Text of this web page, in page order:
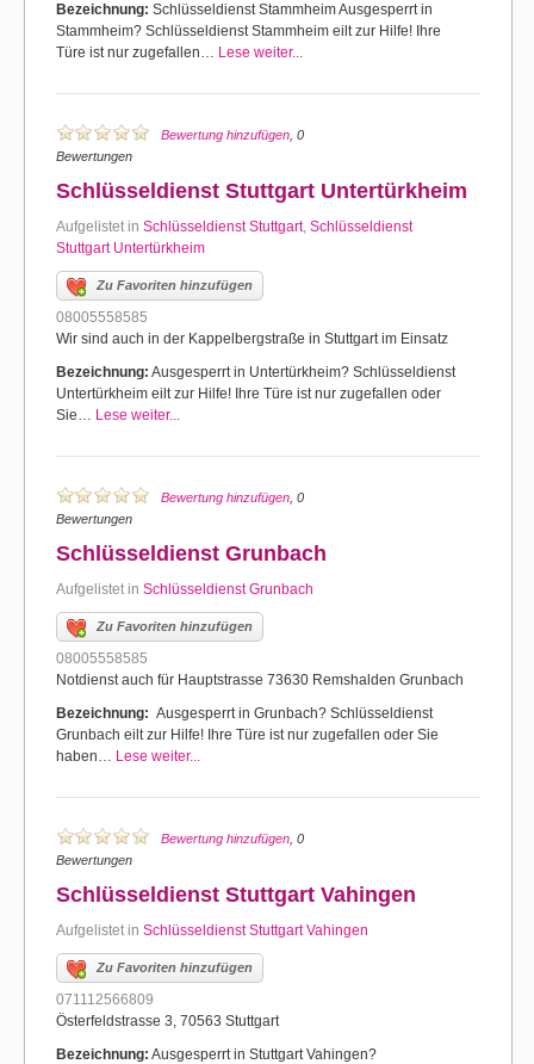
Bezeichnung: Schlüsseldienst Stammheim Ausgesperrt in
Stammheim? Schlüsseldienst Stammheim eilt zur Hilfe! Ihre
Türe ist nur zugefallen… Lese weiter...
Bewertung hinzufügen , 0
Bewertungen
Schlüsseldienst Stuttgart Untertürkheim
Aufgelistet in Schlüsseldienst Stuttgart, Schlüsseldienst
Stuttgart Untertürkheim
Zu Favoriten hinzufügen
08005558585
Wir sind auch in der Kappelbergstraße in Stuttgart im Einsatz
Bezeichnung: Ausgesperrt in Untertürkheim? Schlüsseldienst
Untertürkheim eilt zur Hilfe! Ihre Türe ist nur zugefallen oder
Sie… Lese weiter...
Bewertung hinzufügen , 0
Bewertungen
Schlüsseldienst Grunbach
Aufgelistet in Schlüsseldienst Grunbach
Zu Favoriten hinzufügen
08005558585
Notdienst auch für Hauptstrasse 73630 Remshalden Grunbach
Bezeichnung: Ausgesperrt in Grunbach? Schlüsseldienst
Grunbach eilt zur Hilfe! Ihre Türe ist nur zugefallen oder Sie
haben… Lese weiter...
Bewertung hinzufügen , 0
Bewertungen
Schlüsseldienst Stuttgart Vahingen
Aufgelistet in Schlüsseldienst Stuttgart Vahingen
Zu Favoriten hinzufügen
071112566809
Österfeldstrasse 3, 70563 Stuttgart
Bezeichnung: Ausgesperrt in Stuttgart Vahingen?